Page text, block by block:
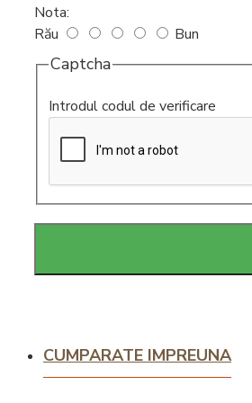
Nota:
Rău
Bun
Captcha
Introdul codul de verificare
CUMPARATE IMPREUNA